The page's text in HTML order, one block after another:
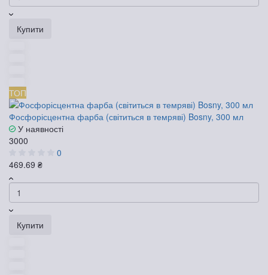
Купити
ТОП
Фосфорісцентна фарба (світиться в темряві) Bosny, 300 мл
У наявності
3000
0
469.69 ₴
Купити